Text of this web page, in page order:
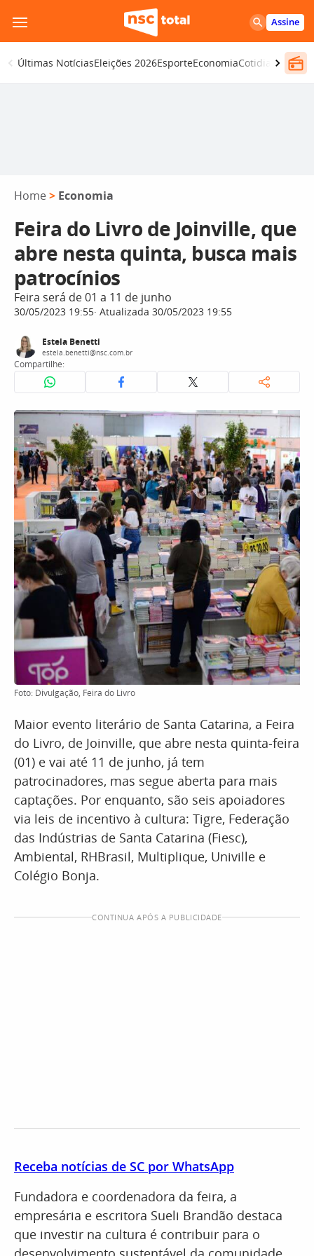
para
o
conteúdo
Assine
Últimas NotíciasEleições 2026EsporteEconomiaCotidiano
Home > Economia
Feira do Livro de Joinville, que
abre nesta quinta, busca mais
patrocínios
Feira será de 01 a 11 de junho
30/05/2023 19:55 Atualizada 30/05/2023 19:55
Estela Benetti
estela.benetti@nsc.com.br
Compartilhe:
Foto: Divulgação, Feira do Livro
Maior evento literário de Santa Catarina, a Feira
do Livro, de Joinville, que abre nesta quinta-feira
(01) e vai até 11 de junho, já tem
patrocinadores, mas segue aberta para mais
captações. Por enquanto, são seis apoiadores
via leis de incentivo à cultura: Tigre, Federação
das Indústrias de Santa Catarina (Fiesc),
Ambiental, RHBrasil, Multiplique, Univille e
Colégio Bonja.
CONTINUA APÓS A PUBLICIDADE
Receba notícias de SC por WhatsApp
Fundadora e coordenadora da feira, a
empresária e escritora Sueli Brandão destaca
que investir na cultura é contribuir para o